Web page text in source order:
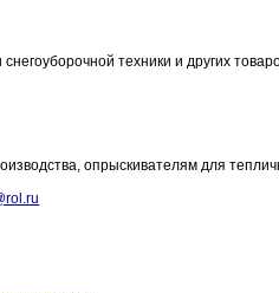
техники и других
опрыскивателям для